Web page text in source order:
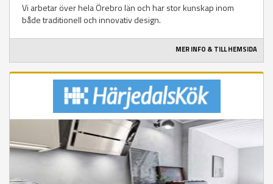
Vi arbetar över hela Örebro län och har stor kunskap inom
både traditionell och innovativ design.
MER INFO & TILL HEMSIDA